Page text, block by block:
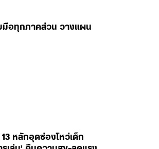
มือทุกภาคส่วน วางแผน
หลักอุดช่องโหว่เด็ก